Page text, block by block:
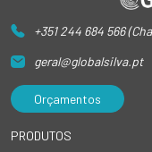
+351 244 684 566
geral@globalsilva.pt
Orçamentos
PRODUTOS